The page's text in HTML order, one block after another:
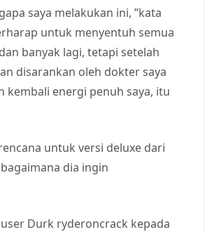
saya melakukan ini, ”kata
untuk menyentuh semua
banyak lagi, tetapi setelah
disarankan oleh dokter saya
kembali energi penuh saya, itu
untuk versi deluxe dari
dia ingin
Durk ryderoncrack kepada